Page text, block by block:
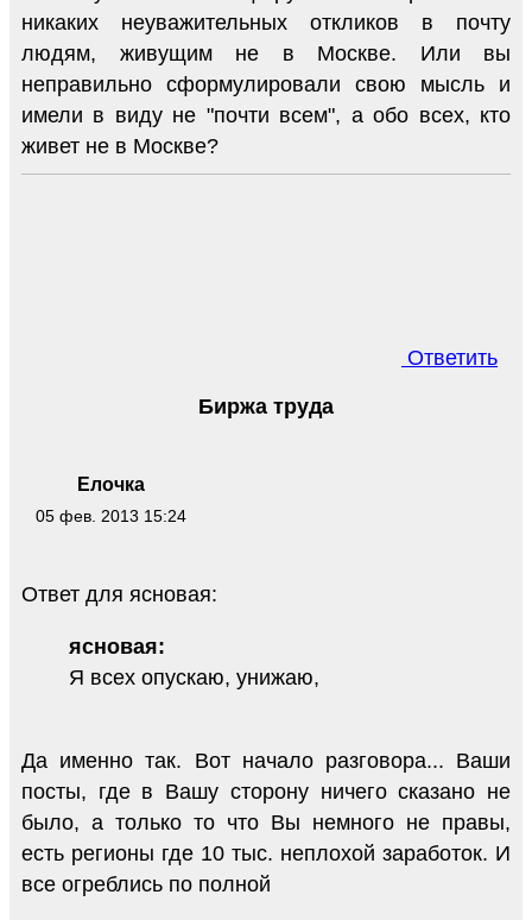
никаких неуважительных откликов в почту
людям, живущим не в Москве. Или вы
неправильно сформулировали свою мысль и
имели в виду не "почти всем", а обо всех, кто
живет не в Москве?
Ответить
Елочка
05 фев. 2013 15:24
Биржа труда
Ответ для ясновая:
ясновая:
Я всех опускаю, унижаю,
Да именно так. Вот начало разговора... Ваши
посты, где в Вашу сторону ничего сказано не
было, а только то что Вы немного не правы,
есть регионы где 10 тыс. неплохой заработок. И
все огреблись по полной